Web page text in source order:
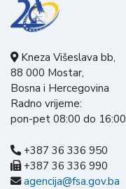
Kneza Višeslava bb,
88 000 Mostar,
Bosna i Hercegovina
Radno vrijeme:
pon-pet 08:00 do 16:00
+387 36 336 950
+387 36 336 990
agencija@fsa.gov.ba